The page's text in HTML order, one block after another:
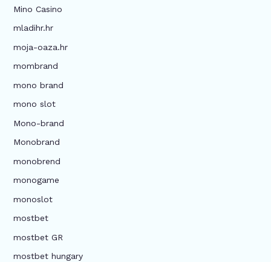
Mino Casino
mladihr.hr
moja-oaza.hr
mombrand
mono brand
mono slot
Mono-brand
Monobrand
monobrend
monogame
monoslot
mostbet
mostbet GR
mostbet hungary